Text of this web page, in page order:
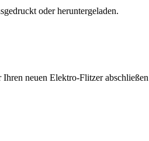
oder heruntergeladen.
neuen Elektro-Flitzer abschließen